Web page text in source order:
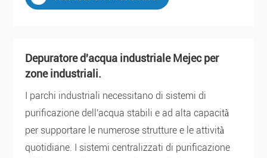
Depuratore d'acqua industriale Mejec per
zone industriali.
I parchi industriali necessitano di sistemi di
purificazione dell'acqua stabili e ad alta capacità
per supportare le numerose strutture e le attività
quotidiane. I sistemi centralizzati di purificazione